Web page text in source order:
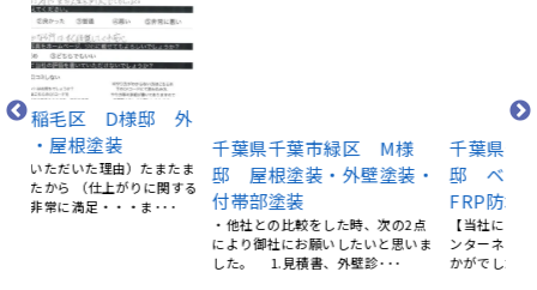
千葉県千葉市緑区 M様
邸 屋根塗装・外壁塗装・
付帯部塗装
・他社との比較をした時、次の2点
により御社にお願いしたいと思いま
した。 1.見積書、外壁診･･･
千葉県千葉市緑区 M様
邸 ベランダ防水工事
FRP防水
【当社にご依頼いただいた理由】 イ
ンターネット 【仕上がり満足度はい
かがでしたか？】 （満足･･･
千